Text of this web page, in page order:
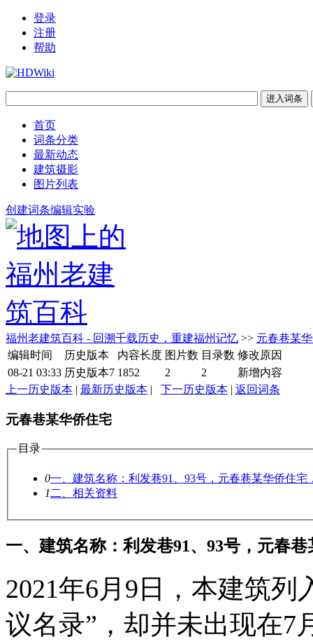
登录
注册
帮助
首页
词条分类
最新动态
建筑摄影
图片列表
创建词条编辑实验
福州老建筑百科 - 回溯千载历史，重建福州记忆 >> 元春巷某
编辑时间
历史版本 内容长度 图片数 目录数 修改原因
08-21 03:33 历史版本7 1852 2 2
新增内容
上一历史版本 | 最新历史版本 | 下一历史版本 | 返回词条
元春巷某华侨住宅
目录
0一、建筑名称：利发巷91、93号，元春巷某华侨住宅
1 二、相关资料
一、建筑名称：利发巷91、93号，元春
2021年6月9日，本建筑
议名录”，却并未出现在7